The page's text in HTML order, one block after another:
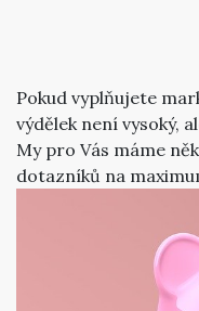
Pokud vyplňujete
výdělek není vysoký,
My pro Vás máme
dotazníků na